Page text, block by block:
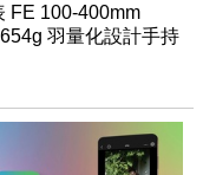
FE 100-400mm
羽量化設計手持